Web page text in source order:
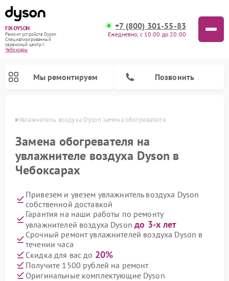
FIX-DYSON
Ремонт устройств Dyson
Специализированный
cервисный центр г.
Чебоксары
+7 (800) 301-55-83
Ежедневно, с 10:00 до 20:00
Мы ремонтируем Позвонить
Увлажнитель воздуха Dyson замена обогревателя
Замена обогревателя на
увлажнителе воздуха Dyson в
Чебоксарах
Привезем и увезем увлажнитель воздуха Dyson
собственной доставкой
Гарантия на наши работы по ремонту
увлажнителей воздуха Dysonдо 3-х лет
Срочный ремонт увлажнителей воздуха Dyson в
течении часа
Скидка для вас до 20%
Получите 1500 рублей на ремонт
Оригинальные комплектующие Dyson